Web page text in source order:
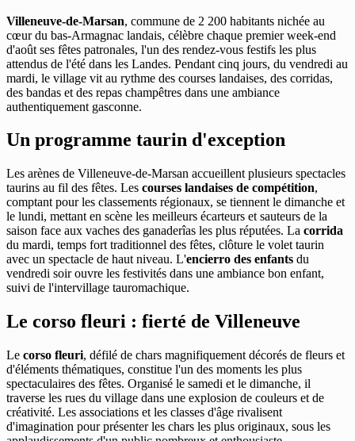
Villeneuve-de-Marsan, commune de 2 200 habitants nichée au
cœur du bas-Armagnac landais, célèbre chaque premier week-end
d'août ses fêtes patronales, l'un des rendez-vous festifs les plus
attendus de l'été dans les Landes. Pendant cinq jours, du vendredi au
mardi, le village vit au rythme des courses landaises, des corridas,
des bandas et des repas champêtres dans une ambiance
authentiquement gasconne.
Un programme taurin d'exception
Les arènes de Villeneuve-de-Marsan accueillent plusieurs spectacles
taurins au fil des fêtes. Les courses landaises de compétition,
comptant pour les classements régionaux, se tiennent le dimanche et
le lundi, mettant en scène les meilleurs écarteurs et sauteurs de la
saison face aux vaches des ganaderîas les plus réputées. La corrida
du mardi, temps fort traditionnel des fêtes, clôture le volet taurin
avec un spectacle de haut niveau. L'encierro des enfants du
vendredi soir ouvre les festivités dans une ambiance bon enfant,
suivi de l'intervillage tauromachique.
Le corso fleuri : fierté de Villeneuve
Le corso fleuri, défilé de chars magnifiquement décorés de fleurs et
d'éléments thématiques, constitue l'un des moments les plus
spectaculaires des fêtes. Organisé le samedi et le dimanche, il
traverse les rues du village dans une explosion de couleurs et de
créativité. Les associations et les classes d'âge rivalisent
d'imagination pour présenter les chars les plus originaux, sous les